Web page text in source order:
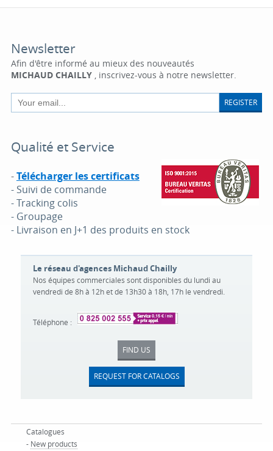
Newsletter
Afin d'être informé au mieux des nouveautés
MICHAUD CHAILLY, inscrivez-vous à notre newsletter.
REGISTER
Qualité et Service
-Télécharger les certificats
- Suivi de commande
- Tracking colis
- Groupage
- Livraison en J+1 des produits en stock
Le réseau d'agences Michaud Chailly
Nos équipes commerciales sont disponibles du lundi au
vendredi de 8h à 12h et de 13h30 à 18h, 17h le vendredi.
Téléphone :
FIND US
REQUEST FOR CATALOGS
Catalogues
- New products